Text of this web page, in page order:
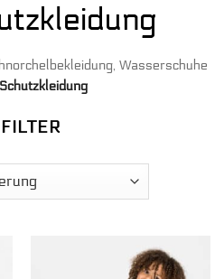
Wasserschuhe
FILTER